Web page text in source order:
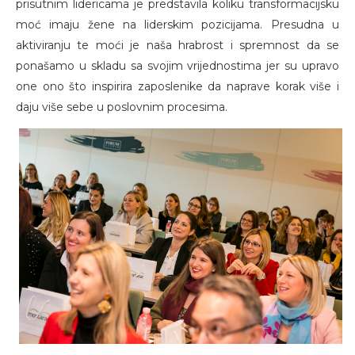
prisutnim lidericama je predstavila koliku transformacijsku
moć imaju žene na liderskim pozicijama. Presudna u
aktiviranju te moći je naša hrabrost i spremnost da se
ponašamo u skladu sa svojim vrijednostima jer su upravo
one ono što inspirira zaposlenike da naprave korak više i
daju više sebe u poslovnim procesima.